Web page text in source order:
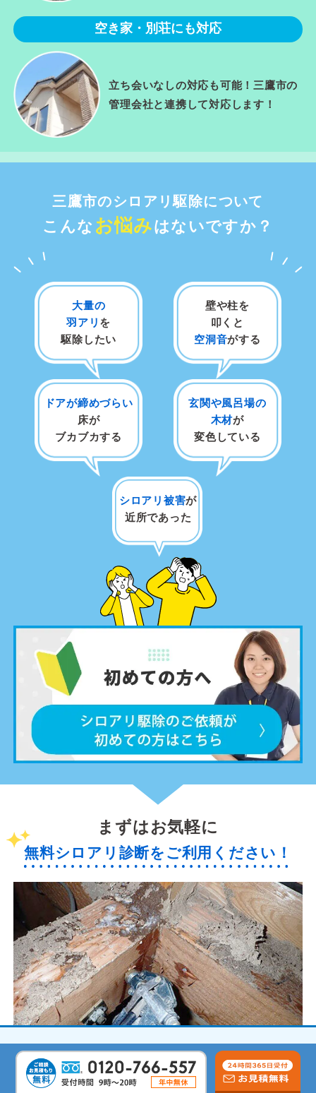
空き家・別荘にも対応
立ち会いなしの対応も可能！三鷹市の
管理会社と連携して対応します！
三鷹市のシロアリ駆除について
こんな お悩みはないですか？
大量の
羽アリ を
駆除したい
壁や柱を
叩くと
空洞音がする
ドアが締めづらい
床が
ブカブカする
玄関や風呂場の
木材が
変色している
シロアリ被害が
近所であった
まずはお気軽に
無料シロアリ診断をご利用ください！
無料で現地診断